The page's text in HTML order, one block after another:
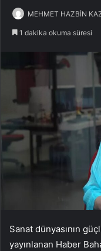
MEHMET HAZBİN
1 dakika okuma süresi
Sanat dünyasının
yayınlanan Haber